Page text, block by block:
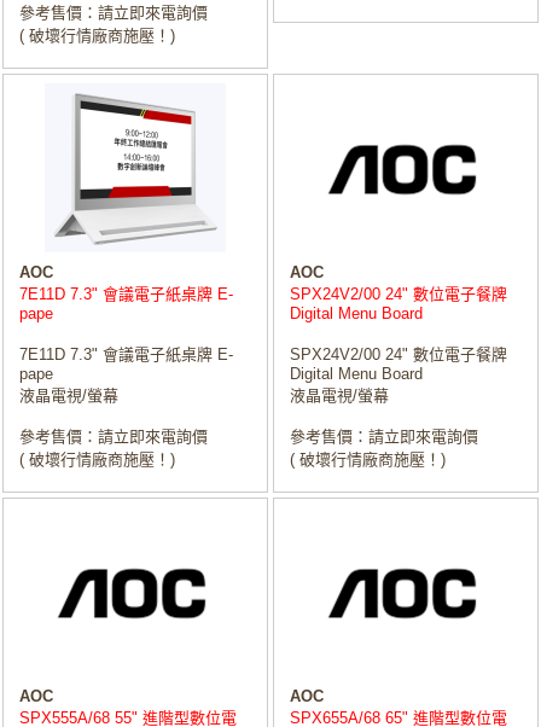
參考售價：請立即來電詢價
( 破壞行情廠商施壓！)
AOC
7E11D 7.3" 會議電子紙桌牌 E-
pape
7E11D 7.3" 會議電子紙桌牌 E-
pape
液晶電視/螢幕
參考售價：請立即來電詢價
( 破壞行情廠商施壓！)
AOC
SPX24V2/00 24" 數位電子餐牌
Digital Menu Board
SPX24V2/00 24" 數位電子餐牌
Digital Menu Board
液晶電視/螢幕
參考售價：請立即來電詢價
( 破壞行情廠商施壓！)
AOC
SPX555A/68 55" 進階型數位電
AOC
SPX655A/68 65" 進階型數位電